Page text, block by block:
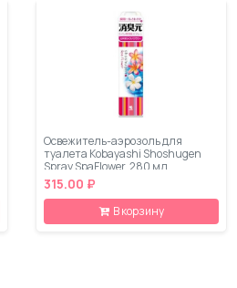
Освежитель-аэрозоль для
туалета Kobayashi Shoshugen
Spray SpaFlower, 280 мл
315.00 ₽
В корзину